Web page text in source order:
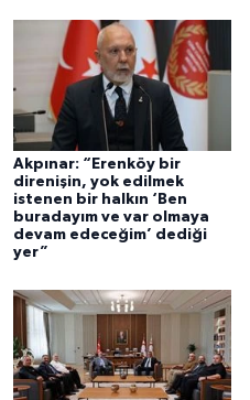
Akpınar: “Erenköy bir
direnişin, yok edilmek
istenen bir halkın ‘Ben
buradayım ve var olmaya
devam edeceğim’ dediği
yer”